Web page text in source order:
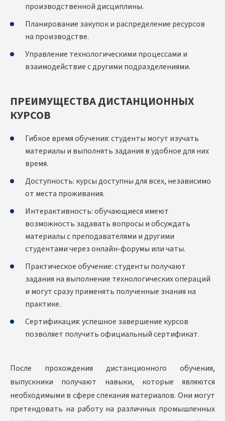
производственной дисциплины.
Планирование закупок и распределение ресурсов
на производстве.
Управление технологическими процессами и
взаимодействие с другими подразделениями.
ПРЕИМУЩЕСТВА ДИСТАНЦИОННЫХ
КУРСОВ
Гибкое время обучения: студенты могут изучать
материалы и выполнять задания в удобное для них
время.
Доступность: курсы доступны для всех, независимо
от места проживания.
Интерактивность: обучающиеся имеют
возможность задавать вопросы и обсуждать
материалы с преподавателями и другими
студентами через онлайн-форумы или чаты.
Практическое обучение: студенты получают
задания на выполнение технологических операций
и могут сразу применять полученные знания на
практике.
Сертификация: успешное завершение курсов
позволяет получить официальный сертификат.
После прохождения дистанционного обучения,
выпускники получают навыки, которые являются
необходимыми в сфере спекания материалов. Они могут
претендовать на работу на различных промышленных